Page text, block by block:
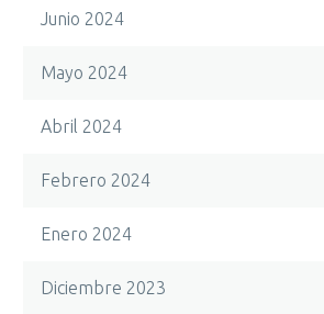
Junio 2024
Mayo 2024
Abril 2024
Febrero 2024
Enero 2024
Diciembre 2023